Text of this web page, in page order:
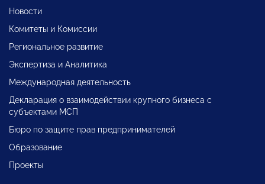
Новости
Комитеты и Комиссии
Региональное развитие
Экспертиза и Аналитика
Международная деятельность
Декларация о взаимодействии крупного бизнеса с
субъектами МСП
Бюро по защите прав предпринимателей
Образование
Проекты